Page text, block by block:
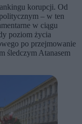
korupcji. Od
– w ten
w ciągu
poziom życia
po przejmowanie
śledczym Atanasem